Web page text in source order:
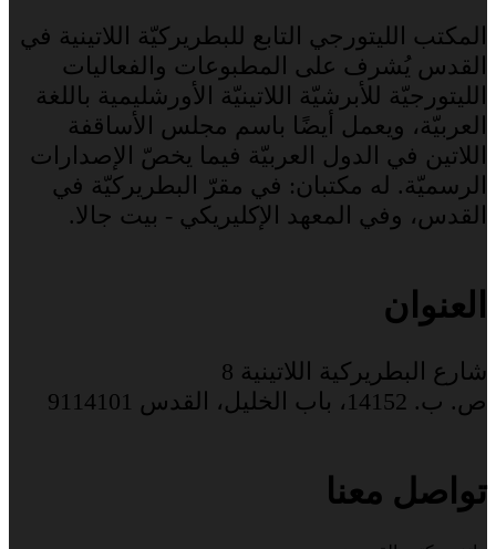
المكتب الليتورجي التابع للبطريركيّة اللاتينية في
القدس يُشرف على المطبوعات والفعاليات
الليتورجيّة للأبرشيّة اللاتينيّة الأورشليمية باللغة
العربيّة، ويعمل أيضًا باسم مجلس الأساقفة
اللاتين في الدول العربيّة فيما يخصّ الإصدارات
الرسميّة. له مكتبان: في مقرّ البطريركيّة في
القدس، وفي المعهد الإكليريكي - بيت جالا.
العنوان
شارع البطريركية اللاتينية 8
ص. ب. 14152، باب الخليل، القدس 9114101
تواصل معنا